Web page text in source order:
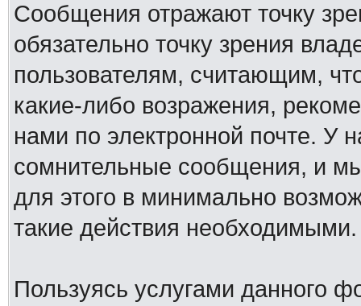
Сообщения отражают точку
обязательно точку зрения
пользователям, считающим,
какие-либо возражения,
нами по электронной почте. У
сомнительные сообщения, и
для этого в минимально
такие действия необходимыми.
Пользуясь услугами данного